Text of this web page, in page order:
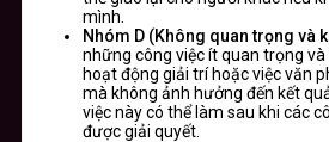
mình.
Nhóm D (Không quan trọng và
những công việc ít quan trọng
hoạt động giải trí hoặc việc văn
mà không ảnh hưởng đến kết
việc này có thể làm sau khi các
được giải quyết.